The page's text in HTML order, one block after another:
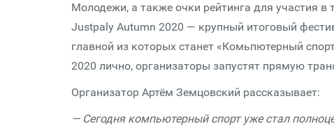
Молодежи, а также очки рейтинга для участия
Justpaly Autumn 2020 — крупный итоговый
главной из которых станет «Комьпютерный
2020 лично, организаторы запустят прямую
Организатор Артём Земцовский рассказывает:
— Сегодня компьютерный спорт уже стал